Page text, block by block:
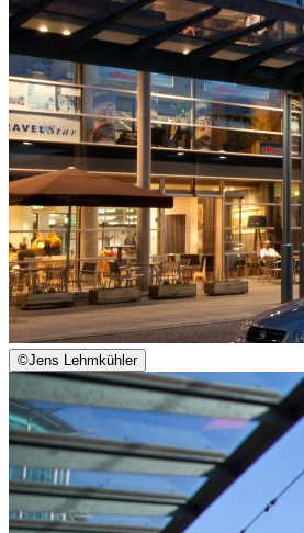
©Jens Lehmkühler